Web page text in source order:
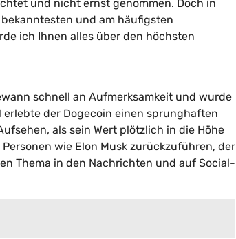
und nicht ernst genommen. Doch in
und am häufigsten
ich Ihnen alles über den höchsten
schnell an Aufmerksamkeit und wurde
der Dogecoin einen sprunghaften
als sein Wert plötzlich in die Höhe
wie Elon Musk zurückzuführen, der
Thema in den Nachrichten und auf Social-